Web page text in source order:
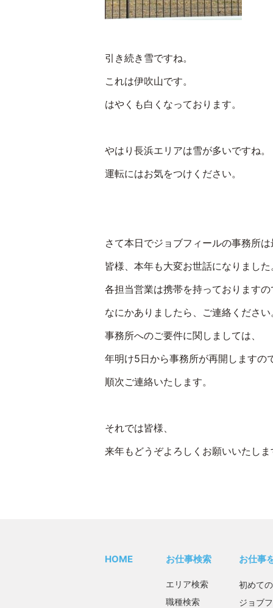
引き続き雪ですね。
これは伊吹山です。
はやくも白くなっております。
やはり長浜エリアは雪が多いですね。
運転にはお気をつけください。
さて本日でジョブフィールの事務所は
皆様、本年も大変お世話になりました
各担当営業は携帯を持っておりますの
なにかありましたら、ご連絡ください
事務所へのご要件に関しましては、
年明け5日から事務所が再開しますので
順次ご連絡いたします。
それでは皆様、
来年もどうぞよろしくお願いいたしま
HOME お仕事検索
エリア検索
職種検索
お仕事
初めて
ジョブ